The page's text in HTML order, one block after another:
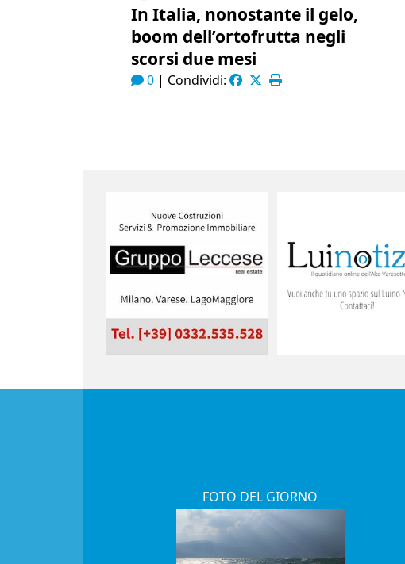
In Italia, nonostante il gelo,
boom dell’ortofrutta negli
scorsi due mesi
0| Condividi:
FOTO DEL GIORNO